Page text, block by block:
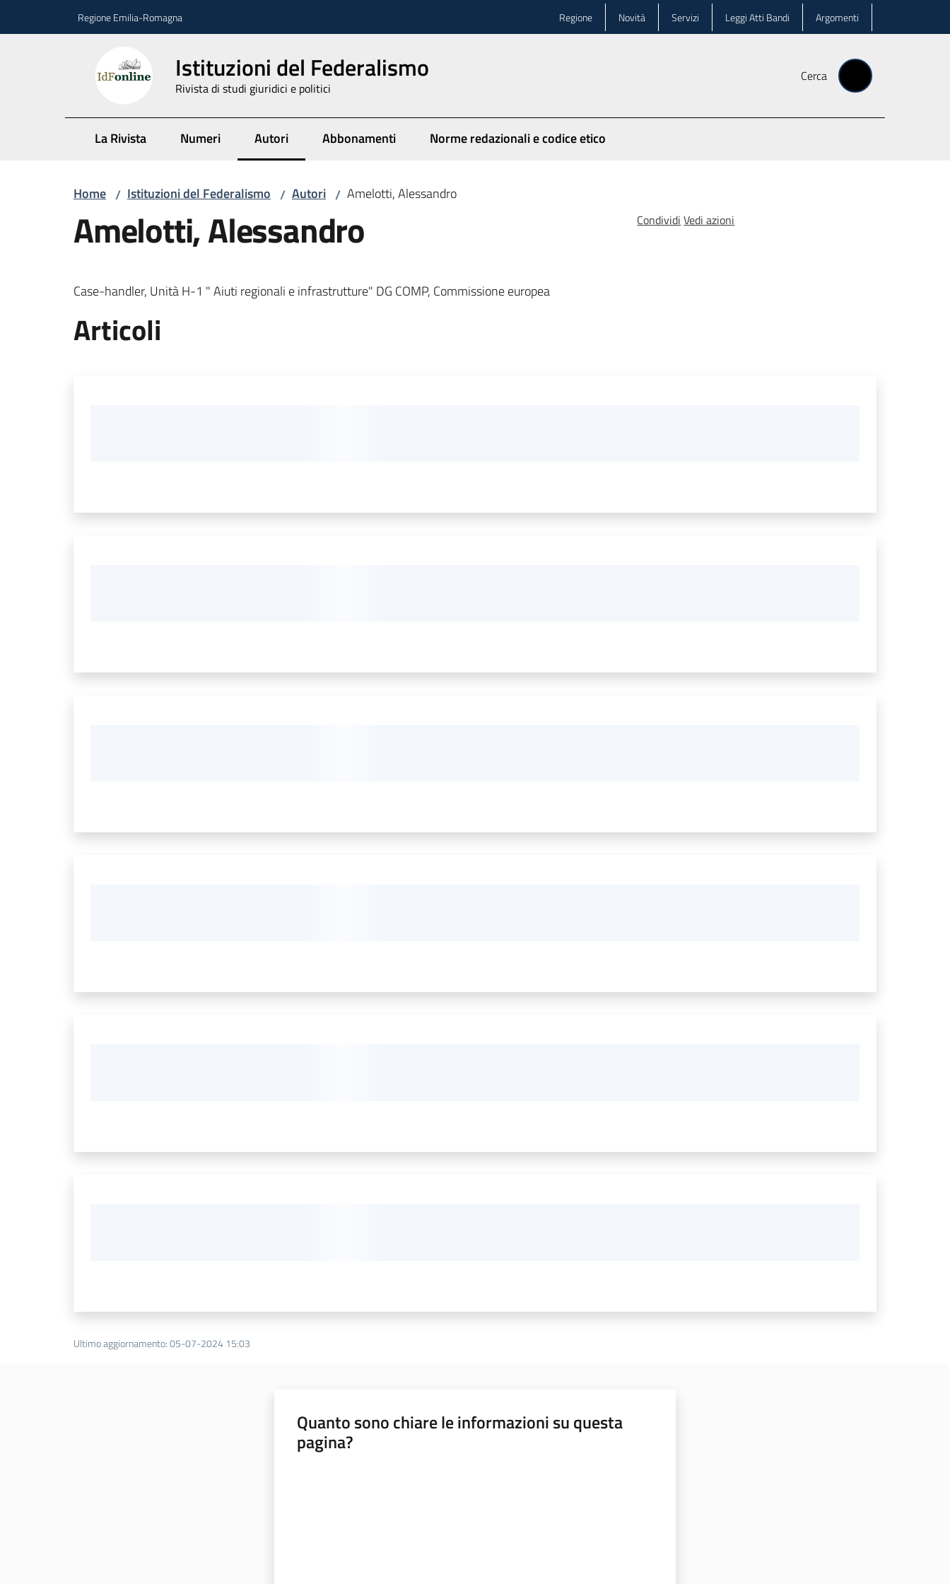
Regione Emilia-Romagna Regione Novità Servizi Leggi Atti Bandi Argomenti
Istituzioni del Federalismo
Rivista di studi giuridici e politici
Cerca
La Rivista Numeri Autori
Menu selezionatoAbbonamenti Norme redazionali e codice etico
Home / Istituzioni del Federalismo / Autori / Amelotti, Alessandro
Amelotti, Alessandro Condividi Vedi azioni
Case-handler, Unità H-1 " Aiuti regionali e infrastrutture" DG COMP, Commissione europea
Articoli
Ultimo aggiornamento:05-07-2024 15:03
Quanto sono chiare le informazioni su questa
pagina?